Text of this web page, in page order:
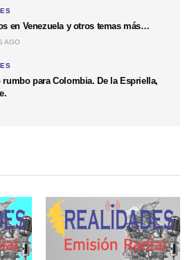
en Venezuela y otros temas más…
AGO
rumbo para Colombia. De la Espriella,